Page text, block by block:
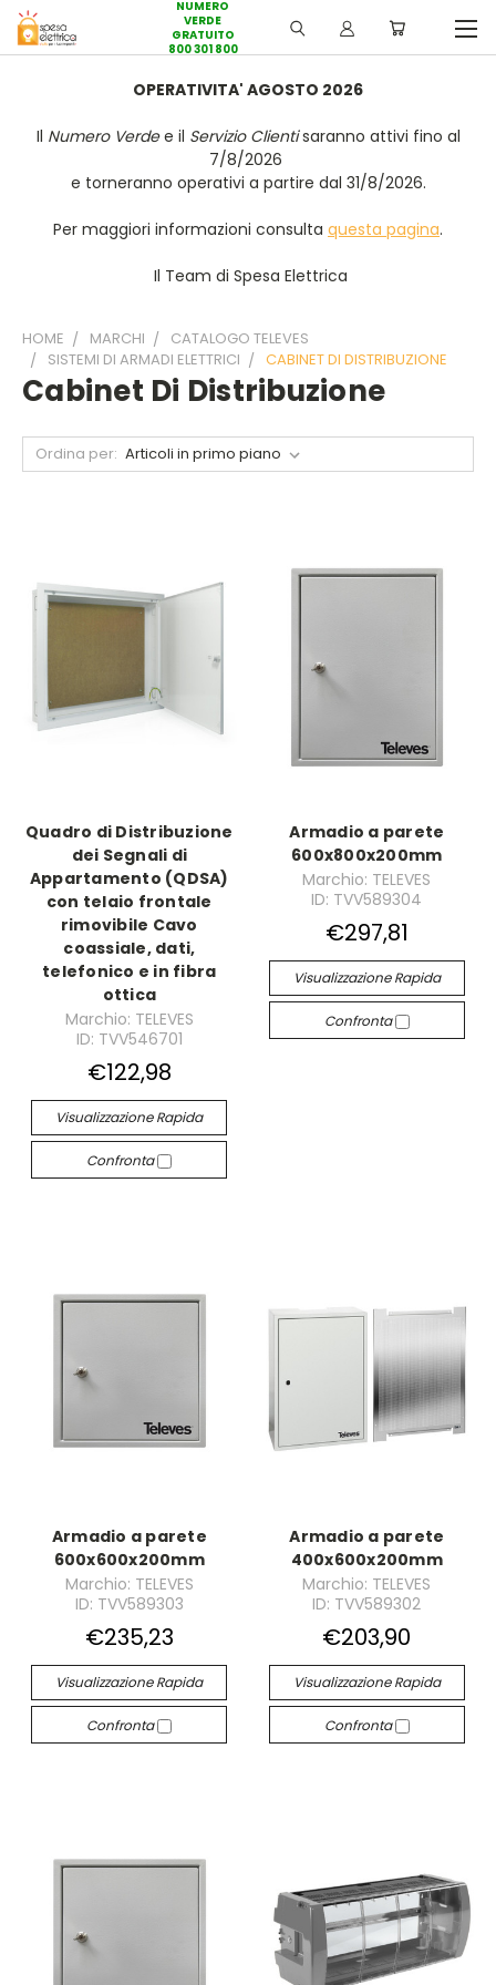
NUMERO
VERDE
GRATUITO
800 301 800
OPERATIVITA' AGOSTO 2026
Il Numero Verdee il Servizio Clientisaranno attivi fino al
7/8/2026
e torneranno operativi a partire dal 31/8/2026.
Per maggiori informazioni consulta questa pagina.
Il Team di Spesa Elettrica
HOME MARCHI
CATALOGO TELEVES
SISTEMI DI ARMADI ELETTRICI
CABINET DI DISTRIBUZIONE
Cabinet Di Distribuzione
Ordina per:
Quadro di Distribuzione
dei Segnali di
Appartamento (QDSA)
con telaio frontale
rimovibile Cavo
coassiale, dati,
telefonico e in fibra
ottica
Marchio: TELEVES
ID: TVV546701
€122,98
Visualizzazione Rapida
Confronta
Armadio a parete
600x800x200mm
Marchio: TELEVES
ID: TVV589304
€297,81
Visualizzazione Rapida
Confronta
Armadio a parete
600x600x200mm
Marchio: TELEVES
ID: TVV589303
€235,23
Visualizzazione Rapida
Confronta
Armadio a parete
400x600x200mm
Marchio: TELEVES
ID: TVV589302
€203,90
Visualizzazione Rapida
Confronta